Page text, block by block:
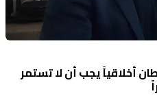
أخلاقياً يجب أن لا تستمر